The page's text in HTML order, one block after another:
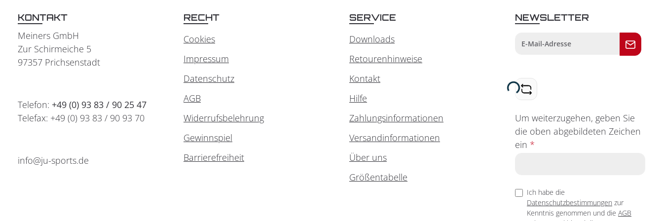
KONTAKT
Meiners GmbH
Zur Schirmeiche 5
97357 Prichsenstadt
Telefon: +49 (0) 93 83 / 90 25 47
Telefax: +49 (0) 93 83 / 90 93 70
info@ju-sports.de
RECHT
Cookies
Impressum
Datenschutz
AGB
Widerrufsbelehrung
Gewinnspiel
Barrierefreiheit
SERVICE
Downloads
Retourenhinweise
Kontakt
Hilfe
Zahlungsinformationen
Versandinformationen
Über uns
Größentabelle
NEWSLETTER
Loading...
Um weiterzugehen, geben Sie
die oben abgebildeten Zeichen
ein *
Ich habe die
Datenschutzbestimmungen zur
Kenntnis genommen und die AGB